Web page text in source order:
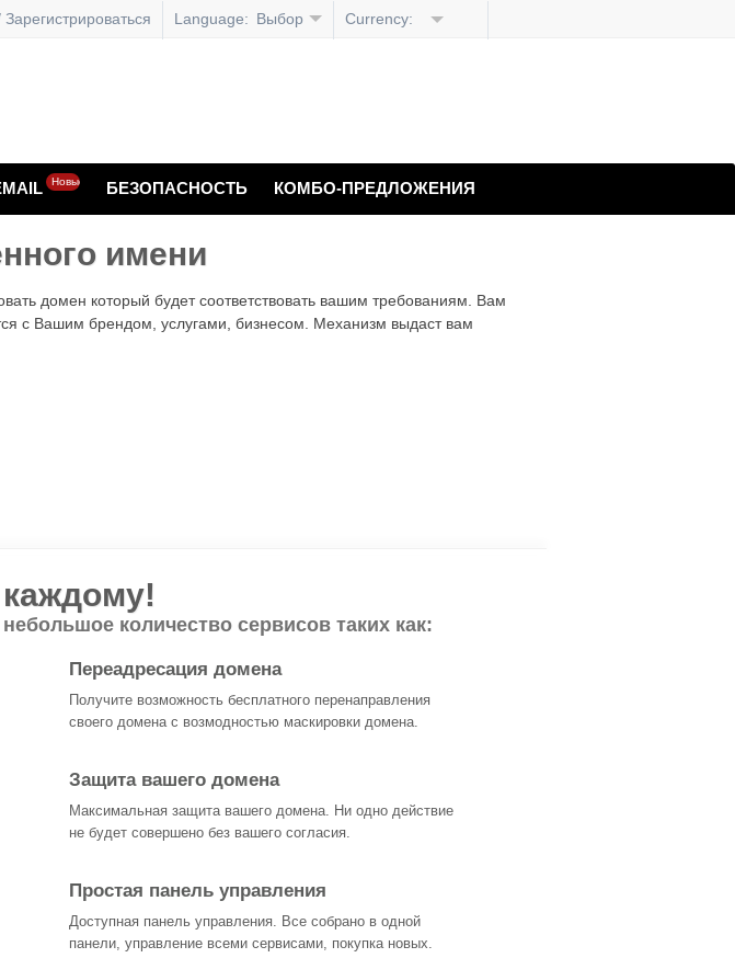
Зарегистрироваться Language: Выбор
Currency:
Новые БЕЗОПАСНОСТЬ КОМБО-ПРЕДЛОЖЕНИЯ
имени
домен который будет соответствовать вашим требованиям. Вам
с Вашим брендом, услугами, бизнесом. Механизм выдаст вам
количество сервисов таких как:
Переадресация домена
Получите возможность бесплатного перенаправления
своего домена с возмодностью маскировки домена.
Защита вашего домена
Максимальная защита вашего домена. Ни одно действие
не будет совершено без вашего согласия.
Простая панель управления
Доступная панель управления. Все собрано в одной
панели, управление всеми сервисами, покупка новых.